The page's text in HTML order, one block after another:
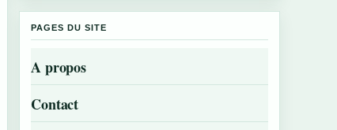
PAGES DU SITE
A propos
Contact